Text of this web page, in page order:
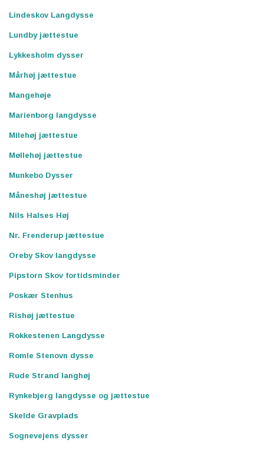
Lindeskov Langdysse
Lundby jættestue
Lykkesholm dysser
Mårhøj jættestue
Mangehøje
Marienborg langdysse
Milehøj jættestue
Møllehøj jættestue
Munkebo Dysser
Måneshøj jættestue
Nils Halses Høj
Nr. Frenderup jættestue
Oreby Skov langdysse
Pipstorn Skov fortidsminder
Poskær Stenhus
Rishøj jættestue
Rokkestenen Langdysse
Romle Stenovn dysse
Rude Strand langhøj
Rynkebjerg langdysse og jættestue
Skelde Gravplads
Sognevejens dysser